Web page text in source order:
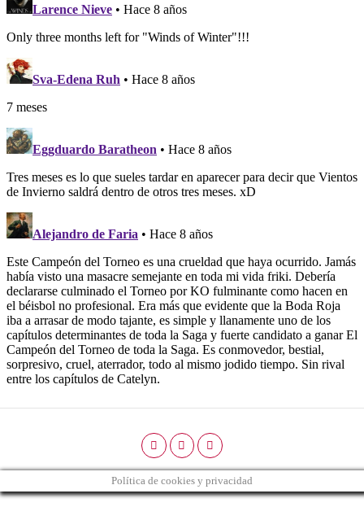
Política de cookies y privacidad